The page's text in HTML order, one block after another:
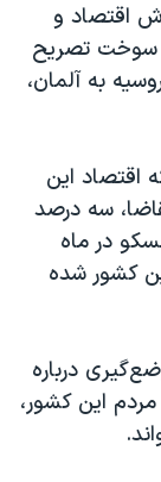
اقتصاد و
سوخت تصریح‌
به آلمان،
اقتصاد این
سه درصد
در ماه
این کشور شده
درباره
این کشور،